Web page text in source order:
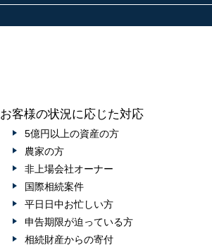
お客様の状況に応じた対応
5億円以上の資産の方
農家の方
非上場会社オーナー
国際相続案件
平日日中お忙しい方
申告期限が迫っている方
相続財産からの寄付